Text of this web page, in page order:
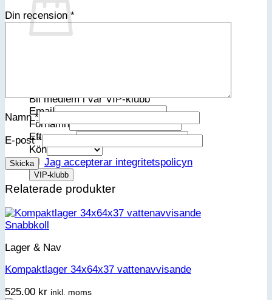
Bli medlem i vår VIP-klubb
Email
Förnamn
Efternamn
Kön
Jag accepterar integritetspolicyn
Din recension *
Namn*
E-post*
Relaterade produkter
Snabbkoll
Lager & Nav
Kompaktlager 34x64x37 vattenavvisande
525.00 kr inkl. moms